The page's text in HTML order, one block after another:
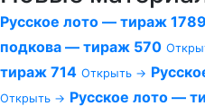
Русское лото — тираж 1789
подкова — тираж 570
тираж 714 Открыть →
Открыть → Русское лото —